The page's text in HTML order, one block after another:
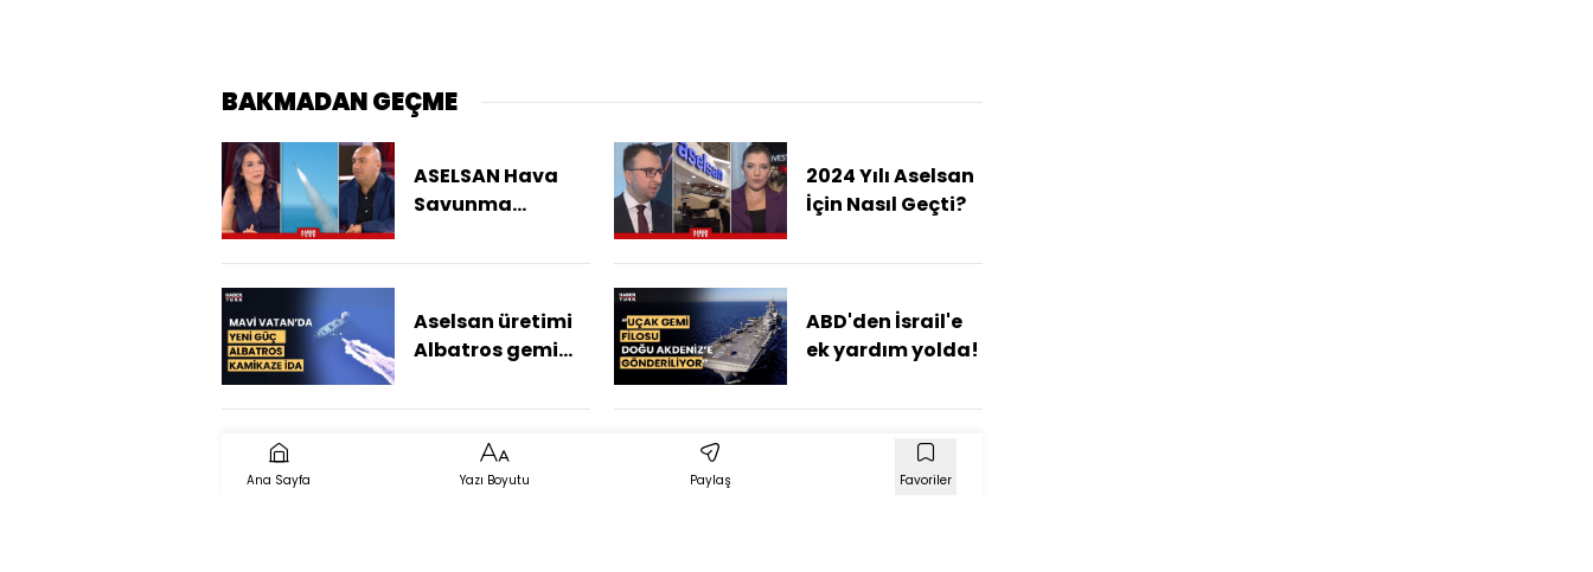
BAKMADAN GEÇME
ASELSAN Hava
Savunma
Katacak?
2024 Yılı Aselsan
İçin Nasıl Geçti?
Aselsan üretimi
Albatros gemi
ABD'den İsrail'e
ek yardım yolda!
Ana Sayfa Yazı Boyutu Paylaş Favoriler